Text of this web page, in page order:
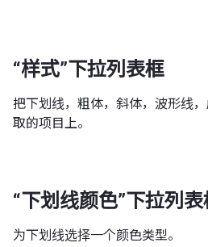
“样式”下拉列表框
把下划线，粗体，斜体，波形线
取的项目上。
“下划线颜色”下拉列表
为下划线选择一个颜色类型。